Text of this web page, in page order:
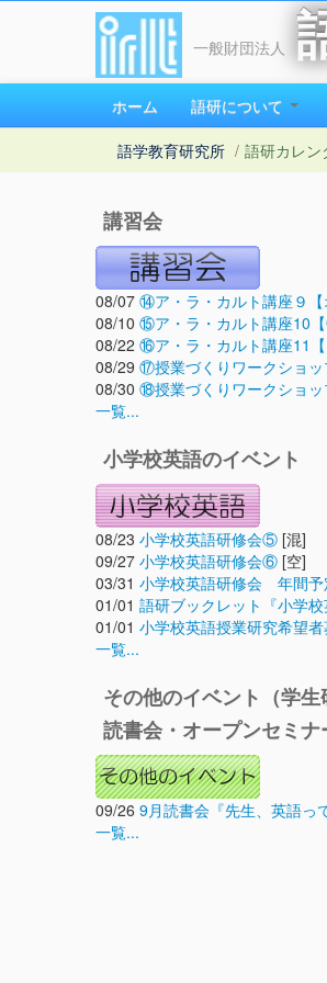
一般財団法人
ホーム 語研について
語学教育研究所 / 語研カレン
講習会
08/07 ⑭ア・ラ・カルト講座９【
08/10 ⑮ア・ラ・カルト講座10
08/22 ⑯ア・ラ・カルト講座11
08/29 ⑰授業づくりワークショッ
08/30 ⑱授業づくりワークショッ
一覧...
小学校英語のイベント
08/23 小学校英語研修会⑤ [混]
09/27 小学校英語研修会⑥ [空]
03/31 小学校英語研修会 年間予
01/01 語研ブックレット『小学
01/01 小学校英語授業研究希望
一覧...
その他のイベント（学生
読書会・オープンセミナ
09/26 9月読書会『先生、英語っ
一覧...